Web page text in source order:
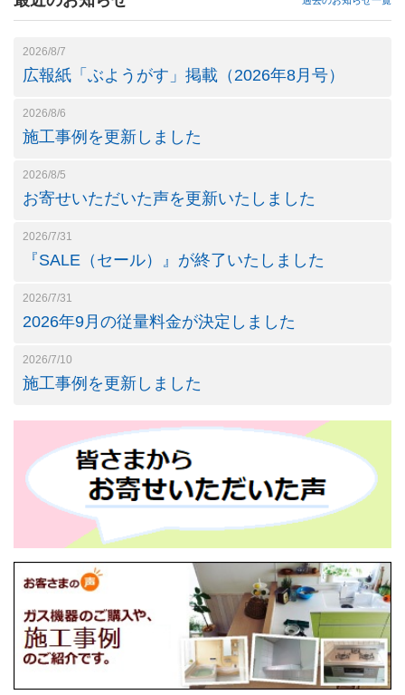
2026/8/7
広報紙「ぶようがす」掲載（2026年8月号）
2026/8/6
施工事例を更新しました
2026/8/5
お寄せいただいた声を更新いたしました
2026/7/31
『SALE（セール）』が終了いたしました
2026/7/31
2026年9月の従量料金が決定しました
2026/7/10
施工事例を更新しました